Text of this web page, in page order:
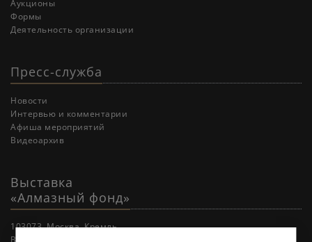
Аукционы
Формы
Деятельность организации
Пресс-служба
Новости
Интервью и комментарии
Афиша мероприятий
Видеоархив
Выставка
«Алмазный фонд»
103073, Москва, Кремль.
Вход в Кремль через пункт пропуска Боровицкой башни.